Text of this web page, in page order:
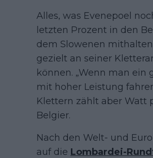
Alles, was Evenepoel
letzten Prozent in den
dem Slowenen
gezielt an seiner
können. „Wenn man
mit hoher Leistung
Klettern zählt aber Watt
Belgier.
Nach den Welt- und
auf die Lombardei-